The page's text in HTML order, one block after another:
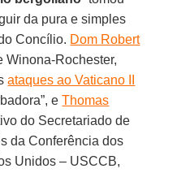
da pura e simples
Concílio. Dom Robert
Winona-Rochester,
ataques ao Vaticano II
eThomas
do Secretariado de
da Conferência dos
Unidos – USCCB,